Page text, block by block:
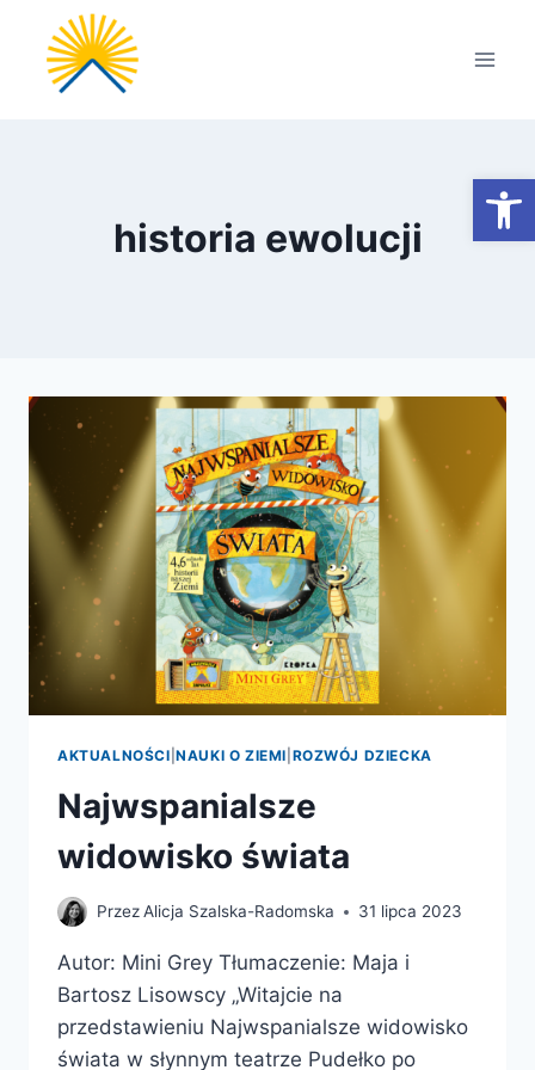
Przejdź
treści
historia ewolucji
AKTUALNOŚCI |NAUKI O ZIEMI ROZWÓJ DZIECKA
Najwspanialsze
widowisko świata
PrzezAlicja Szalska-Radomska 31 lipca 2023
Autor: Mini Grey Tłumaczenie: Maja i
Bartosz Lisowscy „Witajcie na
przedstawieniu Najwspanialsze widowisko
świata w słynnym teatrze Pudełko po